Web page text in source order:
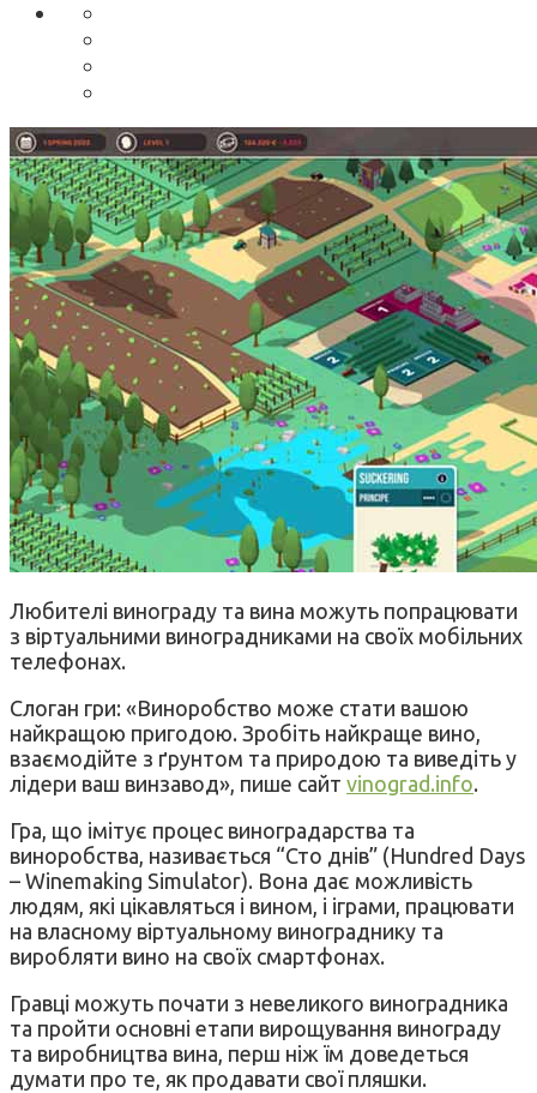
Любителі винограду та вина можуть попрацювати
з віртуальними виноградниками на своїх мобільних
телефонах.
Слоган гри: «Виноробство може стати вашою
найкращою пригодою. Зробіть найкраще вино,
взаємодійте з ґрунтом та природою та виведіть у
лідери ваш винзавод», пише сайт vinograd.info.
Гра, що імітує процес виноградарства та
виноробства, називається “Сто днів” (Hundred Days
– Winemaking Simulator). Вона дає можливість
людям, які цікавляться і вином, і іграми, працювати
на власному віртуальному винограднику та
виробляти вино на своїх смартфонах.
Гравці можуть почати з невеликого виноградника
та пройти основні етапи вирощування винограду
та виробництва вина, перш ніж їм доведеться
думати про те, як продавати свої пляшки.